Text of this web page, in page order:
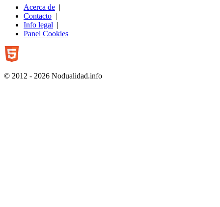
Acerca de |
Contacto |
Info legal |
Panel Cookies
© 2012 - 2026 Nodualidad.info